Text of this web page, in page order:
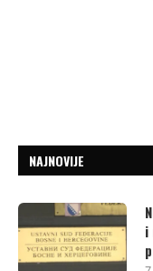
NAJNOVIJE
i